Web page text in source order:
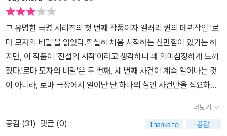
그 유명한 국명 시리즈의 첫 번째 작품이자 엘러리 퀸의 데뷔작인 '로
마 모자의 비밀'을 읽었다.확실히 처음 시작하는 산만함이 있기는 하
지만, 이 작품이 '전설의 시작'이라고 생각하니 꽤 의미심장하게 느껴
졌다.'로마 모자의 비밀'은 두 번째, 세 번째 사건이 계속 일어나는 것
이 아니라, 로마 극장에서 일어난 단 하나의 살인 사건만을 집요하게
는 것에 비하면 비교적 단순한 구조지만, 그런 스타일이 오히려 색다
른 감흥을 선사한다.그리고 확실히 두 명의 퀸 부자가 콤비로 활약하
더보기
공감 (31) 댓글 (0)